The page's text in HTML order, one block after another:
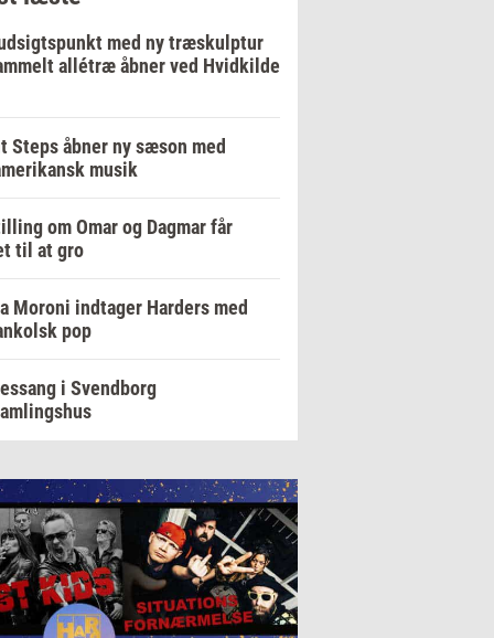
med ny træskulptur
allétræ åbner ved Hvidkilde
Steps åbner ny sæson med
musik
om Omar og Dagmar får
til at gro
Moroni indtager Harders med
pop
i Svendborg